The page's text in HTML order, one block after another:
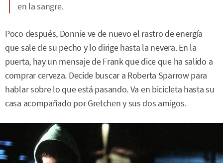
en la sangre.
Poco después, Donnie ve de nuevo el rastro de energía
que sale de su pecho y lo dirige hasta la nevera. En la
puerta, hay un mensaje de Frank que dice que ha salido a
comprar cerveza. Decide buscar a Roberta Sparrow para
hablar sobre lo que está pasando. Va en bicicleta hasta su
casa acompañado por Gretchen y sus dos amigos.